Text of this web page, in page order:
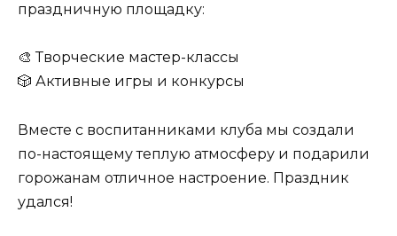
праздничную площадку:
🎨 Творческие мастер-классы
🎲 Активные игры и конкурсы
Вместе с воспитанниками клуба мы создали
по-настоящему теплую атмосферу и подарили
горожанам отличное настроение. Праздник
удался!